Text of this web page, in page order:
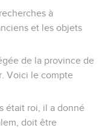
à
et les objets
de la province de
Voici le compte
était roi, il a donné
doit être